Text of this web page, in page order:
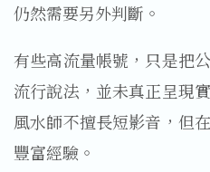
仍然需要另外判斷。
有些高流量帳號，只是把
流行說法，並未真正呈現
風水師不擅長短影音，但
豐富經驗。